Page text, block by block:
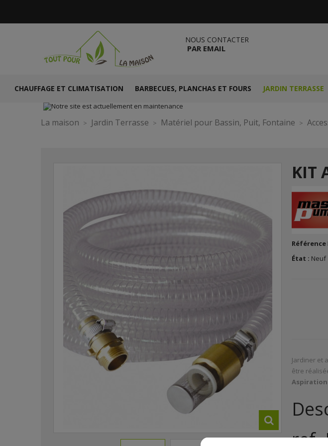
NOUS CONTACTER
PAR EMAIL
CHAUFFAGE ET CLIMATISATION BARBECUES, PLANCHAS ET FOURS JARDIN TERRASSE
La maison Jardin Terrasse Matériel pour Bassin, Puit, Fontaine
KIT
Référence
État : Neuf
Jardiner et
être
Aspiration
ref.